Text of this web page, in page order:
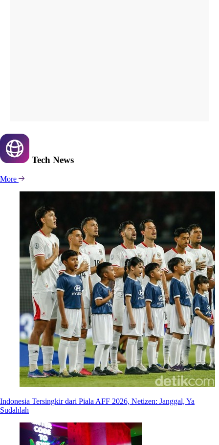
Tech News
More
Indonesia Tersingkir dari Piala AFF 2026, Netizen: Janggal, Ya
Sudahlah